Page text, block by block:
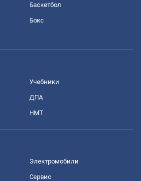
Баскетбол
Бокс
Учебники
ДПА
НМТ
Электромобили
Сервис